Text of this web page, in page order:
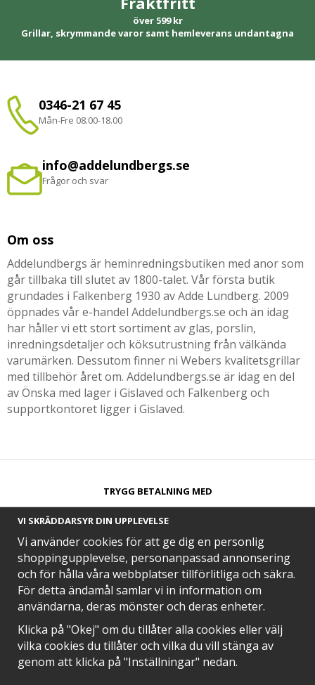
över 599 kr
Grillar, skrymmande varor samt hemleverans undantagna
0346-21 67 45
Mån-Fre 08.00-18.00
info@addelundbergs.se
Frågor och svar
Om oss
Addelundbergs är heminredningsbutiken med anor som
går tillbaka till slutet av 1800-talet. Vår första butik
grundades i Falkenberg 1930 av Adde Lundberg. 2009
öppnades vår e-handel Addelundbergs.se och än idag
har håller vi ett stort sortiment av glas, porslin,
inredningsdetaljer och köksutrustning från välkända
varumärken. Dessutom finner ni Webers kvalitetsgrillar
med tillbehör året om. Addelundbergs.se är idag en del
av Önska med lager i Gislaved och Falkenberg och
supportkontoret ligger i Gislaved.
TRYGG BETALNING MED​
SNABB LEVERANS MED
EN DEL AV
VI SKRÄDDARSYR DIN UPPLEVELSE
Vi använder cookies för att ge dig en personlig
shoppingupplevelse, personanpassad annonsering
och för hålla våra webbplatser tillförlitliga och säkra.
För detta ändamål samlar vi in information om
användarna, deras mönster och deras enheter.
Klicka på "Okej" om du tillåter alla cookies eller välj
vilka cookies du tillåter och vilka du vill stänga av
genom att klicka på "Inställningar" nedan.